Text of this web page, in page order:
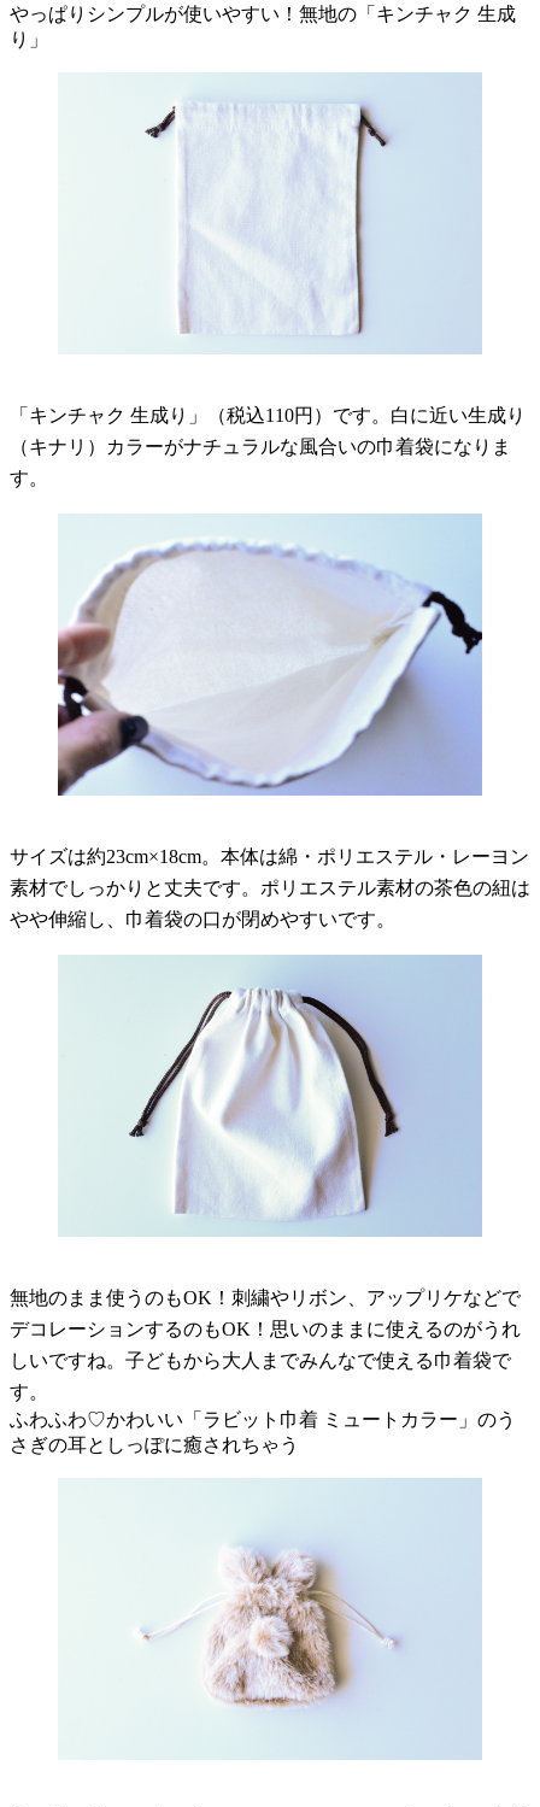
やっぱりシンプルが使いやすい！無地の「キンチャク 生成
り」
「キンチャク 生成り」（税込110円）です。白に近い生成り
（キナリ）カラーがナチュラルな風合いの巾着袋になりま
す。
サイズは約23cm×18cm。本体は綿・ポリエステル・レーヨン
素材でしっかりと丈夫です。ポリエステル素材の茶色の紐は
やや伸縮し、巾着袋の口が閉めやすいです。
無地のまま使うのもOK！刺繍やリボン、アップリケなどで
デコレーションするのもOK！思いのままに使えるのがうれ
しいですね。子どもから大人までみんなで使える巾着袋で
す。
ふわふわ♡かわいい「ラビット巾着 ミュートカラー」のう
さぎの耳としっぽに癒されちゃう